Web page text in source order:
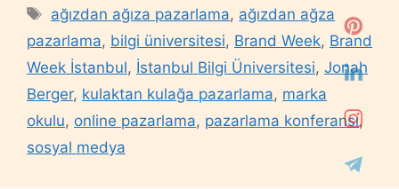
Tags
ağızdan ağıza pazarlama, ağızdan ağza
pazarlama, bilgi üniversitesi, Brand Week, Brand
Week İstanbul, İstanbul Bilgi Üniversitesi, Jonah
Berger, kulaktan kulağa pazarlama, marka
okulu, online pazarlama, pazarlama konferansı,
sosyal medya